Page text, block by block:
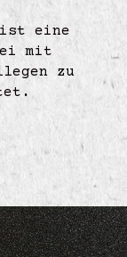
ist eine
mit
zu